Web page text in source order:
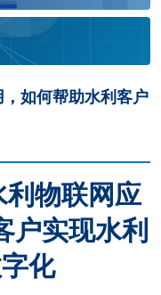
如何帮助水利客户
物联网应
户实现水利
化